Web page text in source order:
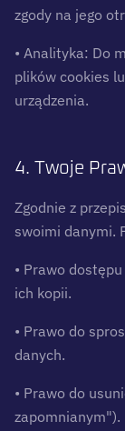
zgody na jego
• Analityka: Do
plików cookies
urządzenia.
4. Twoje
Zgodnie z
swoimi danymi.
• Prawo
ich kopii.
• Prawo do
danych.
• Prawo do
zapomnianym").